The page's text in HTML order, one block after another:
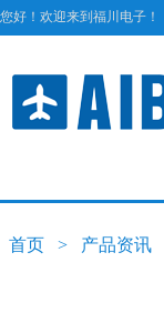
您好！欢迎来到福川电子！
首页 > 产品资讯